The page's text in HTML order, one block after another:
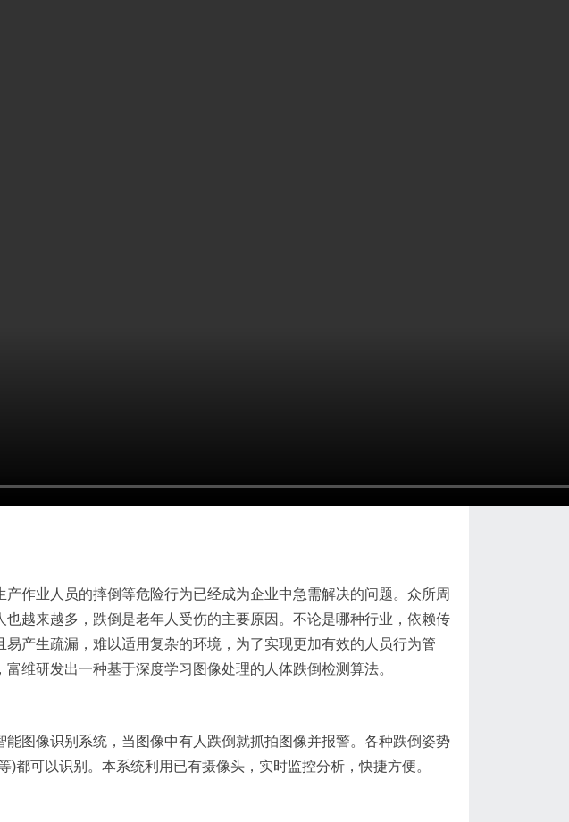
作业人员的摔倒等危险行为已经成为企业中急需解决的问题。众所周
越来越多，跌倒是老年人受伤的主要原因。不论是哪种行业，依赖传
产生疏漏，难以适用复杂的环境，为了实现更加有效的人员行为管
维研发出一种基于深度学习图像处理的人体跌倒检测算法。
图像识别系统，当图像中有人跌倒就抓拍图像并报警。各种跌倒姿势
)都可以识别。本系统利用已有摄像头，实时监控分析，快捷方便。